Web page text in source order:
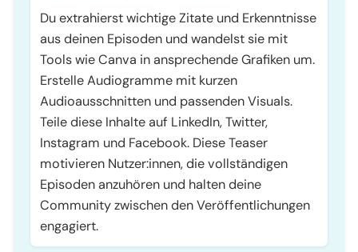
Du extrahierst wichtige Zitate und Erkenntnisse
aus deinen Episoden und wandelst sie mit
Tools wie Canva in ansprechende Grafiken um.
Erstelle Audiogramme mit kurzen
Audioausschnitten und passenden Visuals.
Teile diese Inhalte auf LinkedIn, Twitter,
Instagram und Facebook. Diese Teaser
motivieren Nutzer:innen, die vollständigen
Episoden anzuhören und halten deine
Community zwischen den Veröffentlichungen
engagiert.